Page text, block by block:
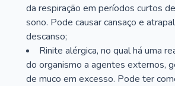
da respiração em períodos curtos
sono. Pode causar cansaço e
descanso;
Rinite alérgica, no qual há uma
do organismo a agentes externos,
de muco em excesso. Pode ter